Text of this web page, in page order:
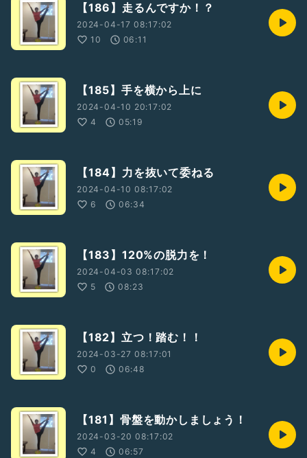
【186】走るんですか！？
2024-04-17 08:17:02
10
06:11
【185】手を横から上に
2024-04-10 20:17:02
4
05:19
【184】力を抜いて委ねる
2024-04-10 08:17:02
6
06:34
【183】120%の脱力を！
2024-04-03 08:17:02
5
08:23
【182】立つ！踏む！！
2024-03-27 08:17:01
0
06:48
【181】骨盤を動かしましょう！
2024-03-20 08:17:02
4
06:57